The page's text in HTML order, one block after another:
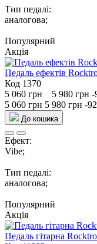
Тип педалі:
аналогова;
Популярний
Акція
Педаль ефектів
Код 1370
5 060 грн 5 980 грн -
5 060 грн 5 980 грн -
До кошика
Ефект:
Vibe;
Тип педалі:
аналогова;
Популярний
Акція
Педаль гітарна